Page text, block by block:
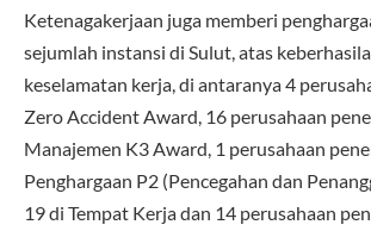
Ketenagakerjaan juga memberi
sejumlah instansi di Sulut, atas
keselamatan kerja, di antaranya 4
Zero Accident Award, 16 perusahaan
Manajemen K3 Award, 1 perusahaan
Penghargaan P2 (Pencegahan dan
19 di Tempat Kerja dan 14 perusahaan